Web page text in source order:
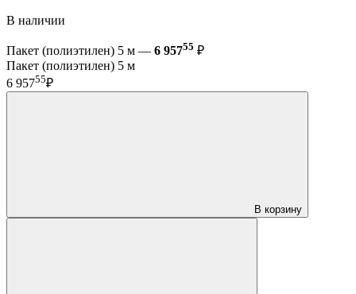
В наличии
Пакет (полиэтилен) 5 м — 6 95755 ₽
Пакет (полиэтилен) 5 м
6 95755₽
В корзину